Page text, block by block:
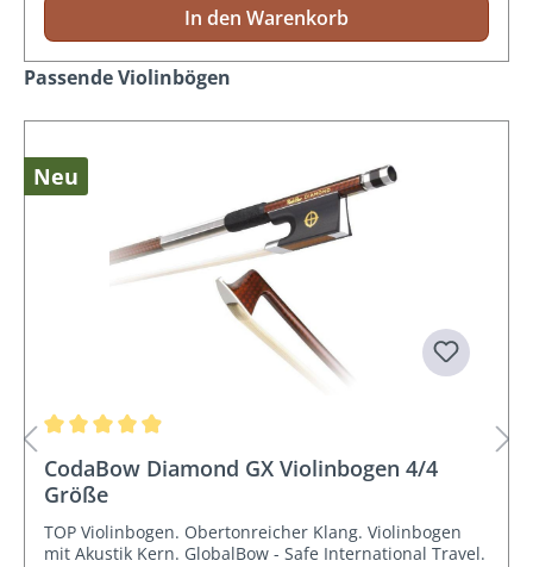
In den Warenkorb
Produktgalerie überspringen
Passende Violinbögen
Neu
CodaBow Diamond GX Violinbogen 4/4
Größe
TOP Violinbogen. Obertonreicher Klang. Violinbogen
mit Akustik Kern. GlobalBow - Safe International Travel.